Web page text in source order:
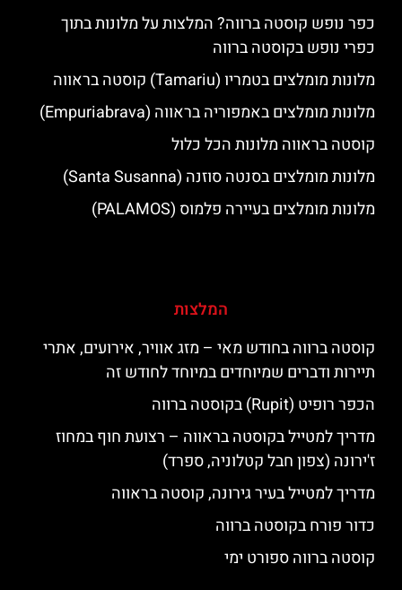
כפר נופש קוסטה ברווה? המלצות על מלונות בתוך
כפרי נופש בקוסטה ברווה
מלונות מומלצים בטמריו (Tamariu) קוסטה בראווה
מלונות מומלצים באמפוריה בראווה (Empuriabrava)
קוסטה בראווה מלונות הכל כלול
מלונות מומלצים בסנטה סוזנה (Santa Susanna)
מלונות מומלצים בעיירה פלמוס (PALAMOS)
המלצות
קוסטה ברווה בחודש מאי – מזג אוויר, אירועים, אתרי
תיירות ודברים שמיוחדים במיוחד לחודש זה
הכפר רופיט (Rupit) בקוסטה ברווה
מדריך למטייל בקוסטה בראווה – רצועת חוף במחוז
ז'ירונה (צפון חבל קטלוניה, ספרד)
מדריך למטייל בעיר גירונה, קוסטה בראווה
כדור פורח בקוסטה ברווה
קוסטה ברווה ספורט ימי